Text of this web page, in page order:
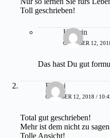
Toll geschrieben!
Kathrin
OKTOBER 12,
Das hast Du gut
Franzi
OKTOBER 12, 2018 /
Total gut geschrieben!
Mehr ist dem nicht zu
Tolle Ansicht!